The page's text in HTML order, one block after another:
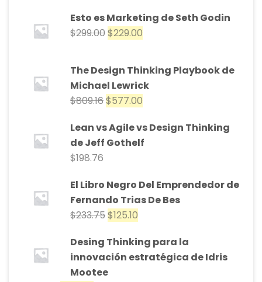
Esto es Marketing de Seth Godin
$299.00$229.00
The Design Thinking Playbook de
Michael Lewrick
$809.16$577.00
Lean vs Agile vs Design Thinking
de Jeff Gothelf
$198.76
El Libro Negro Del Emprendedor de
Fernando Trias De Bes
$233.75$125.10
Desing Thinking para la
innovación estratégica de Idris
Mootee